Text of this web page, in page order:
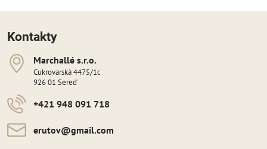
Kontakty
Marchallé s​​.r​​.o​​.
Cukrovarská 4475/1c
926 01 Sereď
+421 948 091 718
erutov​@gmail​.com